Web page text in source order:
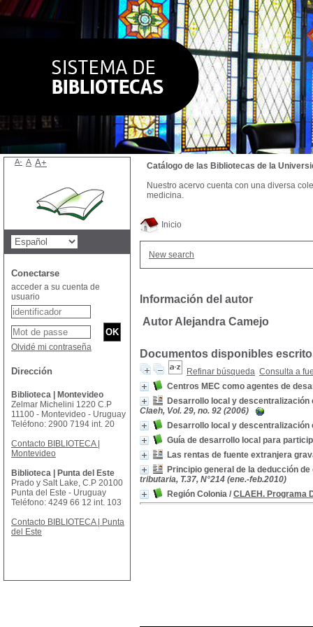
Inicio
New search
Información del autor
Autor Alejandra Camejo
Documentos disponibles
Refinar búsqueda Consulta a
Centros MEC como agentes de
Desarrollo local y
Claeh, Vol. 29, no. 92 (2006)
Desarrollo local y
Guía de desarrollo local para
Las rentas de fuente extranjera
Principio general de la deducción
tributaria, T.37, N°214 (ene.-feb.2010)
Región Colonia / CLAEH. Programa
Catálogo de las Bibliotecas de la
Nuestro acervo cuenta con una diversa
medicina.
A- A A+
Conectarse
acceder a su cuenta de
usuario
Olvidé mi contraseña
Dirección
Biblioteca | Montevideo
Zelmar Michelini 1220 C.P
11100 - Montevideo - Uruguay
Teléfono: 2900 7194 int. 20
Contacto BIBLIOTECA |
Montevideo
Biblioteca | Punta del Este
Prado y Salt Lake, C.P 20100
Punta del Este - Uruguay
Teléfono: 4249 66 12 int. 103
Contacto BIBLIOTECA | Punta
del Este